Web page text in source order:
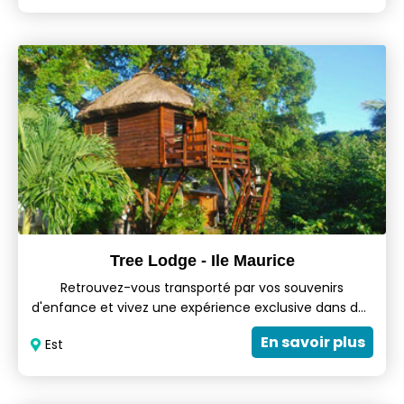
cuisine entièrement équipée et de facilités pour les
barbecues. Trois des chalets sont équipés d'une
cheminée. Chaque salle de bains attenante est
équipée d'une douche et de produits de toilette
gratuits.
Tree Lodge - Ile Maurice
Retrouvez-vous transporté par vos souvenirs
d'enfance et vivez une expérience exclusive dans des
cabanes perchées dans les arbres. Le Tree Lodge
propose un hébergement unique en cabanes
Est En savoir plus